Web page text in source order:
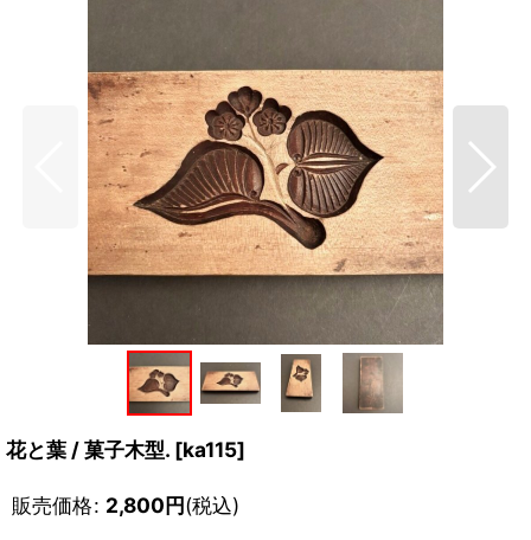
花と葉 / 菓子木型. [ka115]
販売価格: 2,800円(税込)